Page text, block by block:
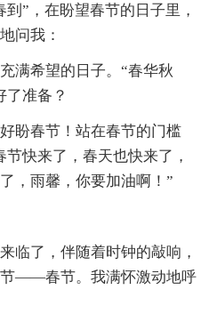
”，在盼望春节的日子里，
问我：
希望的日子。“春华秋
了准备？
春节！站在春节的门槛
快来了，春天也快来了，
，雨馨，你要加油啊！”
了，伴随着时钟的敲响，
——春节。我满怀激动地呼